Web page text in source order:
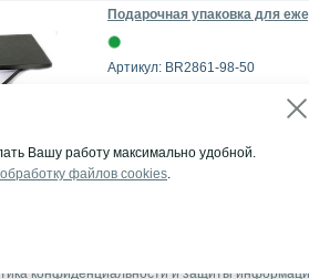
Подарочная упаковка для
Артикул: BR2861-98-50
конфиденциальности и защиты
Вашу работу максимально удобной.
файлов cookies.